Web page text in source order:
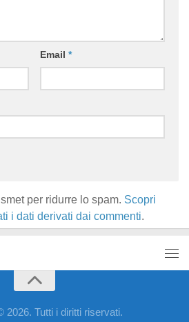
Email *
per ridurre lo spam. Scopri
i dati derivati dai commenti.
2026. Tutti i diritti riservati.